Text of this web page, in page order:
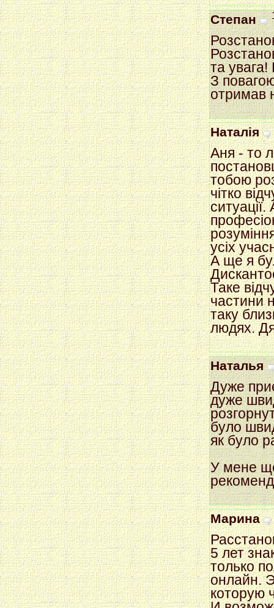
Степан
та увага!
З
отримав
Наталія
Аня - то
тобою
чітко
усіх
А ще я
Таке
частини
таку
людях.
Наталья
Дуже
дуже
було
як було
У мене
Марина
5 лет
только
онлайн.
которую